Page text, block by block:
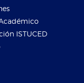
ISTUCED